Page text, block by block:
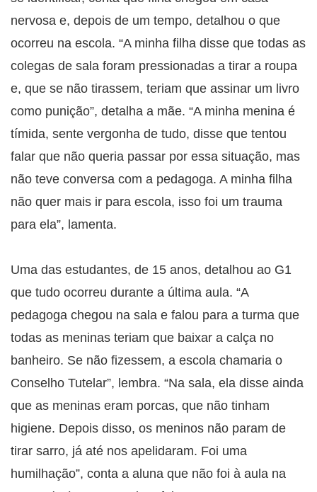
nervosa e, depois de um tempo, detalhou o que
ocorreu na escola. “A minha filha disse que todas as
colegas de sala foram pressionadas a tirar a roupa
e, que se não tirassem, teriam que assinar um livro
como punição”, detalha a mãe. “A minha menina é
tímida, sente vergonha de tudo, disse que tentou
falar que não queria passar por essa situação, mas
não teve conversa com a pedagoga. A minha filha
não quer mais ir para escola, isso foi um trauma
para ela”, lamenta.
Uma das estudantes, de 15 anos, detalhou ao G1
que tudo ocorreu durante a última aula. “A
pedagoga chegou na sala e falou para a turma que
todas as meninas teriam que baixar a calça no
banheiro. Se não fizessem, a escola chamaria o
Conselho Tutelar”, lembra. “Na sala, ela disse ainda
que as meninas eram porcas, que não tinham
higiene. Depois disso, os meninos não param de
tirar sarro, já até nos apelidaram. Foi uma
humilhação”, conta a aluna que não foi à aula na